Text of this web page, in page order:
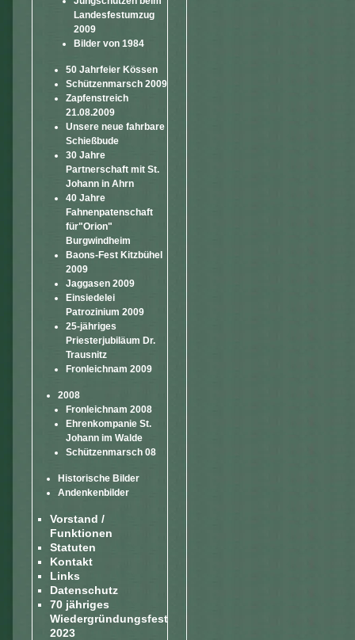
Landesfestumzug
2009
Bilder von 1984
50 Jahrfeier Kössen
Schützenmarsch 2009
Zapfenstreich
21.08.2009
Unsere neue fahrbare
Schießbude
30 Jahre
Partnerschaft mit St.
Johann in Ahrn
40 Jahre
Fahnenpatenschaft
für"Orion"
Burgwindheim
Baons-Fest Kitzbühel
2009
Jaggasen 2009
Einsiedelei
Patrozinium 2009
25-jähriges
Priesterjubiläum Dr.
Trausnitz
Fronleichnam 2009
2008
Fronleichnam 2008
Ehrenkompanie St.
Johann im Walde
Schützenmarsch 08
Historische Bilder
Andenkenbilder
Vorstand /
Funktionen
Statuten
Kontakt
Links
Datenschutz
70 jähriges
Wiedergründungsfest
2023